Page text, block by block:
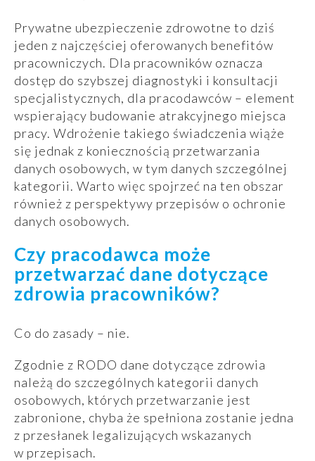
Prywatne ubezpieczenie zdrowotne to dziś
jeden z najczęściej oferowanych benefitów
pracowniczych. Dla pracowników oznacza
dostęp do szybszej diagnostyki i konsultacji
specjalistycznych, dla pracodawców – element
wspierający budowanie atrakcyjnego miejsca
pracy. Wdrożenie takiego świadczenia wiąże
się jednak z koniecznością przetwarzania
danych osobowych, w tym danych szczególnej
kategorii. Warto więc spojrzeć na ten obszar
również z perspektywy przepisów o ochronie
danych osobowych.
Czy pracodawca może
przetwarzać dane dotyczące
zdrowia pracowników?
Co do zasady – nie.
Zgodnie z RODO dane dotyczące zdrowia
należą do szczególnych kategorii danych
osobowych, których przetwarzanie jest
zabronione, chyba że spełniona zostanie jedna
z przesłanek legalizujących wskazanych
w przepisach.